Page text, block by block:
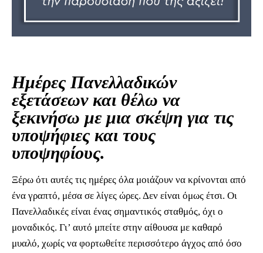
Ημέρες Πανελλαδικών
εξετάσεων και θέλω να
ξεκινήσω με μια σκέψη για τις
υποψήφιες και τους
υποψηφίους.
Ξέρω ότι αυτές τις ημέρες όλα μοιάζουν να κρίνονται από
ένα γραπτό, μέσα σε λίγες ώρες. Δεν είναι όμως έτσι. Οι
Πανελλαδικές είναι ένας σημαντικός σταθμός, όχι ο
μοναδικός. Γι’ αυτό μπείτε στην αίθουσα με καθαρό
μυαλό, χωρίς να φορτωθείτε περισσότερο άγχος από όσο